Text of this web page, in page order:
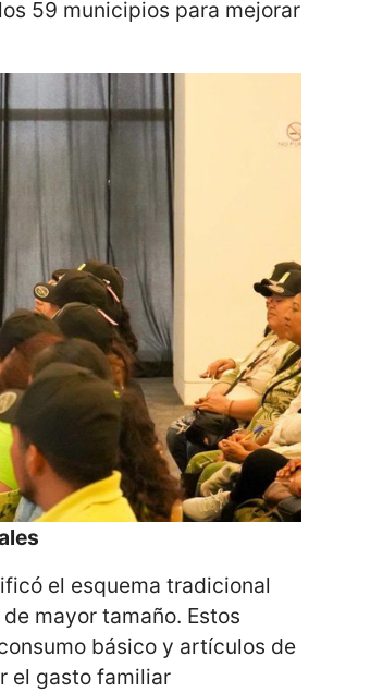
59 municipios para mejorar
el esquema tradicional
mayor tamaño. Estos
básico y artículos de
el gasto familiar